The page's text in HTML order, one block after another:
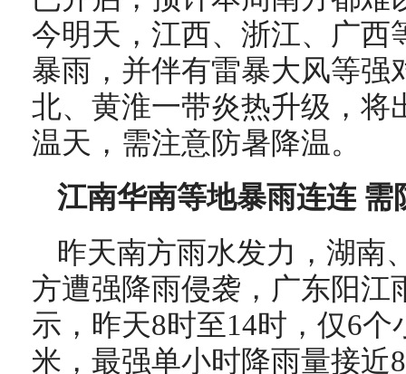
今明天，江西、浙江、广西
暴雨，并伴有雷暴大风等强
北、黄淮一带炎热升级，将
温天，需注意防暑降温。
江南华南等地暴雨连连 需
昨天南方雨水发力，湖南
方遭强降雨侵袭，广东阳江
示，昨天8时至14时，仅6个
米，最强单小时降雨量接近